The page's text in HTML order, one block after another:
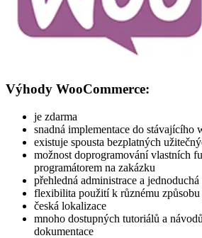
Výhody WooCommerce:
je zdarma
snadná implementace do stávajícího
existuje spousta bezplatných
možnost doprogramování vlastních
programátorem na zakázku
přehledná administrace a jednoduchá
flexibilita použití k různému způsobu
česká lokalizace
mnoho dostupných tutoriálů a
dokumentace